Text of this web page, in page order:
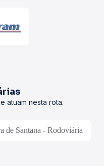
atuam nesta rota.
de Santana - Rodoviária